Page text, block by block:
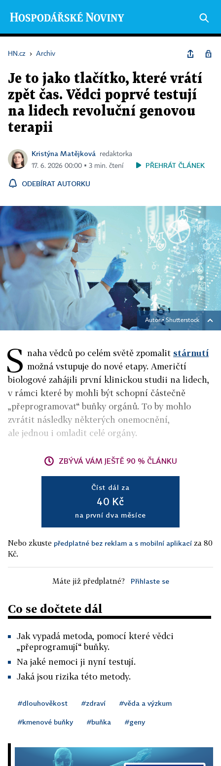
HN.cz › Archiv
Je to jako tlačítko, které vrátí
zpět čas. Vědci poprvé testují
na lidech revoluční genovou
terapii
Kristýna Matějková
redaktorka
17. 6. 2026 00:00 ▪ 3 min. čtení
PŘEHRÁT ČLÁNEK
ODEBÍRAT AUTORKU
Autor ▪Shutterstock
S naha vědců po celém světě zpomalit stárnutí
možná vstupuje do nové etapy. Američtí
biologové zahájili první klinickou studii na lidech,
v rámci které by mohli být schopní částečně
„přeprogramovat“ buňky orgánů. To by mohlo
zvrátit následky některých onemocnění,
ale jednou i omladit celé orgány.
ZBÝVÁ VÁM JEŠTĚ 90 % ČLÁNKU
Číst dál za
40 Kč
na první dva měsíce
Nebo zkuste předplatné bez reklam a s mobilní aplikací za 80
Kč.
Máte již předplatné? Přihlaste se
Co se dočtete dál
Jak vypadá metoda, pomocí které vědci
„přeprogramují“ buňky.
Na jaké nemoci ji nyní testují.
Jaká jsou rizika této metody.
#dlouhověkost #zdraví #věda a výzkum
#kmenové buňky #buňka #geny